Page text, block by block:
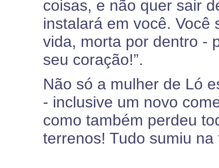
coisas, e não quer sair
instalará em você. Você
vida, morta por dentro -
seu coração!”.
Não só a mulher de Ló
- inclusive um novo
como também perdeu
terrenos! Tudo sumiu na